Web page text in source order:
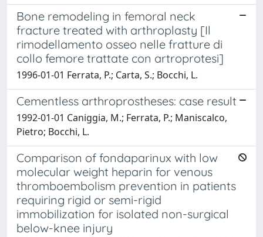
Bone remodeling in femoral neck
fracture treated with arthroplasty [Il
rimodellamento osseo nelle fratture di
collo femore trattate con artroprotesi]
1996-01-01 Ferrata, P.; Carta, S.; Bocchi, L.
Cementless arthroprostheses: case result
1992-01-01 Caniggia, M.; Ferrata, P.; Maniscalco,
Pietro; Bocchi, L.
Comparison of fondaparinux with low
molecular weight heparin for venous
thromboembolism prevention in patients
requiring rigid or semi-rigid
immobilization for isolated non-surgical
below-knee injury